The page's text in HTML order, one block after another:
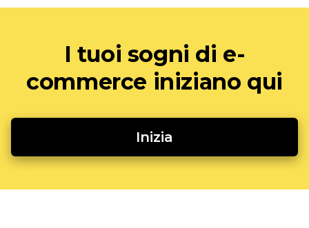
I tuoi sogni di e-
commerce iniziano qui
Inizia